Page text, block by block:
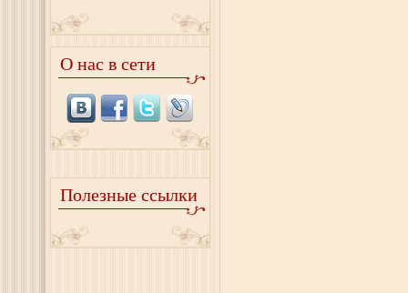
О нас в сети
Полезные ссылки